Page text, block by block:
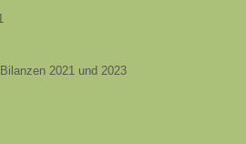
2021 und 2023